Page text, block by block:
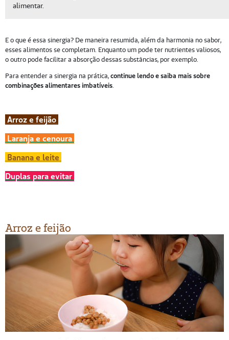
alimentar.
E o que é essa sinergia? De maneira resumida, além da harmonia no sabor,
esses alimentos se completam. Enquanto um pode ter nutrientes valiosos,
o outro pode facilitar a absorção dessas substâncias, por exemplo.
Para entender a sinergia na prática,continue lendo e saiba mais sobre
combinações alimentares imbatíveis.
Arroz e feijão
Laranja e cenoura
Banana e leite
Duplas para evitar
Arroz e feijão